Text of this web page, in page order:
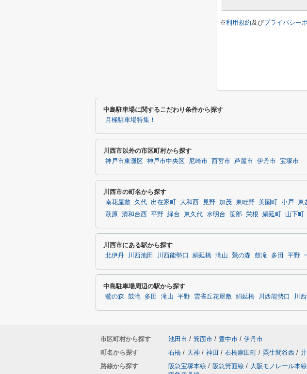
※利用規約及びプライバシー
中島駐車場に関するこだわり条件から探す
月極駐車場特集！
川西市以外の市区町村から探す
神戸市東灘区 神戸市中央区 尼崎市 西宮市 芦屋市 伊丹市 宝塚市
川西市の町名から探す
南花屋敷 久代 出在家町 大和西 見野 加茂 東畦野 美園町 小戸 東
萩原
清和台西 平野 緑台 東久代 水明台 笹部 栄根 絹延町 山下町
川西市にある駅から探す
北伊丹 川西池田 川西能勢口 絹延橋 滝山 鶯の森 鼓滝 多田 平野
中島駐車場周辺の駅から探す
鶯の森 鼓滝 多田 滝山 平野 雲雀丘花屋敷 絹延橋 川西能勢口 川
市区町村から探す 池田市 / 箕面市 / 豊中市 / 伊丹市
町名から探す
石橋 / 天神 / 神田 / 石橋麻田町 / 粟生間谷西 /
路線から探す
阪急宝塚本線 / 阪急箕面線 / 大阪モノレール本線